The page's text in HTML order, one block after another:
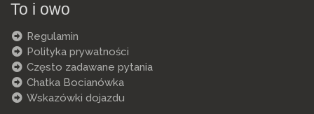
To i owo
Regulamin
Polityka prywatności
Często zadawane pytania
Chatka Bocianówka
Wskazówki dojazdu